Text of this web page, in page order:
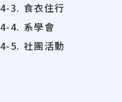
4-3. 食衣住行
4-4. 系學會
4-5. 社團活動